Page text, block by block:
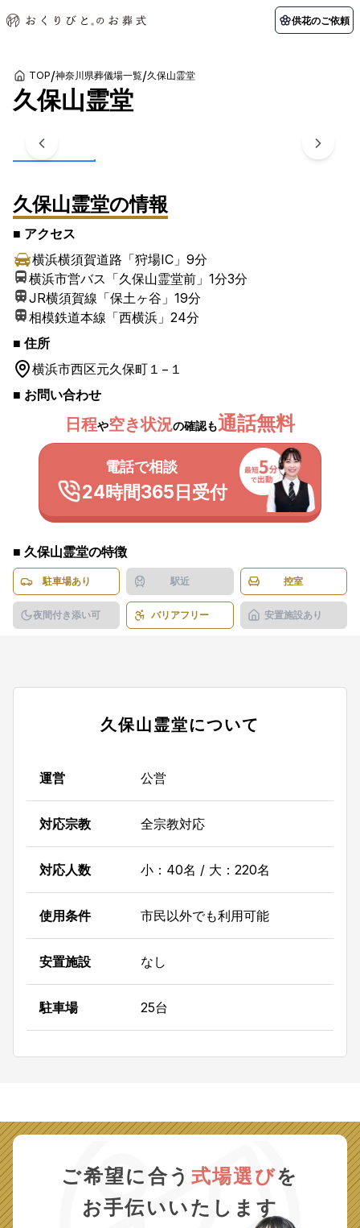
供花のご依頼
初めての方へ
葬儀の流れ
アフターサポート
会社を知る
スタッフ一覧 採用情報
会社概要 店舗用地募集
関東エリア
東京都
千葉県
北海道エリア
札幌市 函館市
お客様の声
よくある質問
葬儀の知識
TOP/神奈川県葬儀場一覧/久保山霊堂
久保山霊堂
久保山霊堂の情報
■ アクセス
横浜横須賀道路「狩場IC」 9分
横浜市営バス「久保山霊堂前」1分3分
JR横須賀線「保土ヶ谷」 19分
相模鉄道本線「西横浜」 24分
■ 住所
横浜市西区元久保町１−１
■ お問い合わせ
日程や空き状況の確認も通話無料
電話で相談
24時間365日受付
■ 久保山霊堂の特徴
駐車場あり 駅近 控室
夜間付き添い可 バリアフリー 安置施設あり
久保山霊堂について
運営 公営
対応宗教 全宗教対応
対応人数 小：40名 / 大：220名
使用条件 市民以外でも利用可能
安置施設 なし
駐車場 25台
ご希望に合う 式場選びを
お手伝いいたします